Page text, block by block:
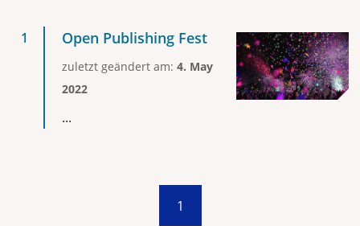
Open Publishing Fest
zuletzt geändert am: 4. May
2022
...
1